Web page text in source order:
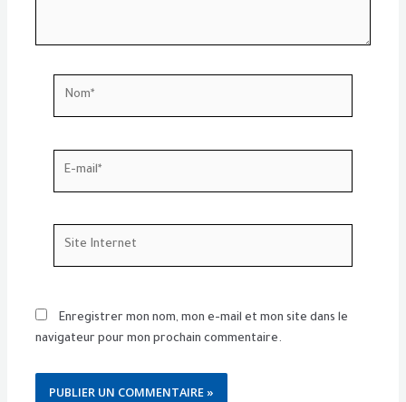
Enregistrer mon nom, mon e-mail et mon site dans le
navigateur pour mon prochain commentaire.